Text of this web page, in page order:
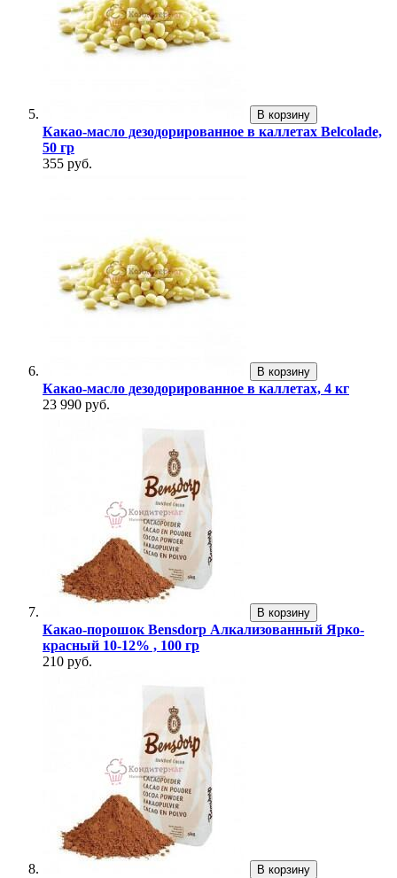
В корзину
Какао-масло дезодорированное в каллетах Belcolade,
50 гр
355 руб.
В корзину
Какао-масло дезодорированное в каллетах, 4 кг
23 990 руб.
В корзину
Какао-порошок Bensdorp Алкализованный Ярко-
красный 10-12% , 100 гр
210 руб.
В корзину